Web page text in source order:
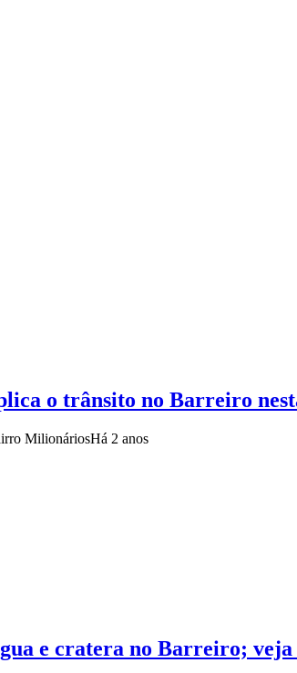
o trânsito no Barreiro
MilionáriosHá 2 anos
e cratera no Barreiro; veja